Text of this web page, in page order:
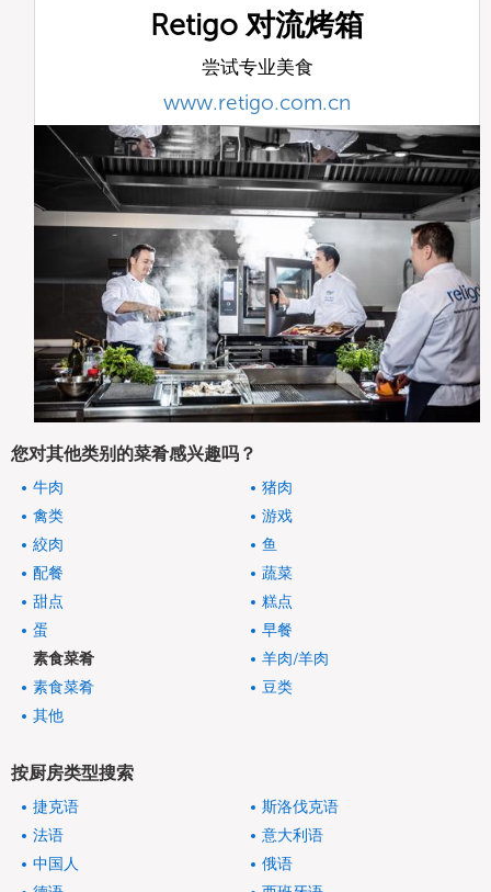
Retigo 对流烤箱
尝试专业美食
www.retigo.com.cn
您对其他类别的菜肴感兴趣吗？
牛肉
猪肉
禽类
游戏
絞肉
鱼
配餐
蔬菜
甜点
糕点
蛋
早餐
素食菜肴
羊肉/羊肉
素食菜肴
豆类
其他
按厨房类型搜索
捷克语
斯洛伐克语
法语
意大利语
中国人
俄语